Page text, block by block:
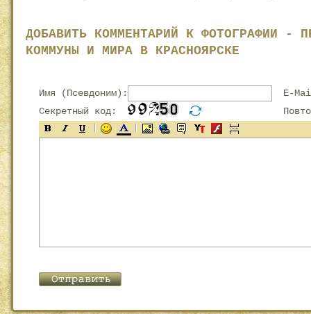
ДОБАВИТЬ КОММЕНТАРИЙ К ФОТОГРАФИИ -
КОММУНЫ И МИРА В КРАСНОЯРСКЕ
Имя (Псевдоним):
E-
Секретный код: